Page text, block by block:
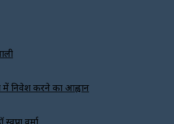
में निवेश करने का आह्वान